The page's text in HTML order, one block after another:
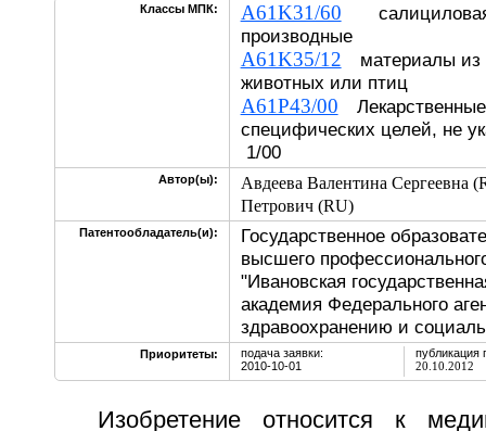
Классы МПК: A61K31/60 салициловая
производные
A61K35/12 материалы из
животных или птиц
A61P43/00
специфических целей, не
1/00
Автор(ы):
Авдеева Валентина Сергеевна
Петрович (RU)
Патентообладатель(и):
Государственное
высшего
"Ивановская
академия Федерального
здравоохранению и
Приоритеты:
подача заявки:
2010-10-01
публикация
20.10.2012
Изобретение относится к